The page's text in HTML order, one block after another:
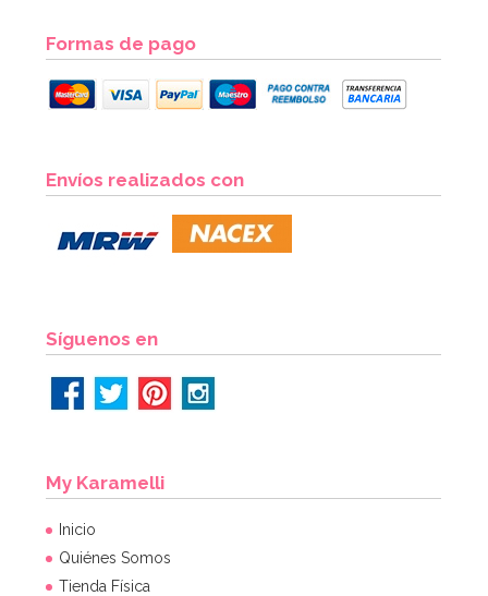
4,49€
Formas de pago
Envíos realizados con
Síguenos en
My Karamelli
Inicio
Quiénes Somos
Tienda Física